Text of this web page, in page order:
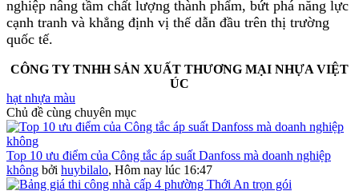
nghiệp nâng tầm chất lượng thành phẩm, bứt phá năng lực
cạnh tranh và khẳng định vị thế dẫn đầu trên thị trường
quốc tế.
CÔNG TY TNHH SẢN XUẤT THƯƠNG MẠI NHỰA VIỆT
ÚC
hạt nhựa màu
Chủ đề cùng chuyên mục
Top 10 ưu điểm của Công tắc áp suất Danfoss mà doanh nghiệp
không bởi huybilalo, Hôm nay lúc 16:47